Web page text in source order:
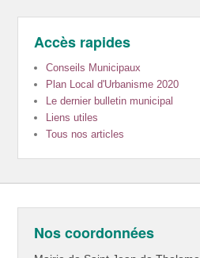
Accès rapides
Conseils Municipaux
Plan Local d'Urbanisme 2020
Le dernier bulletin municipal
Liens utiles
Tous nos articles
Nos coordonnées